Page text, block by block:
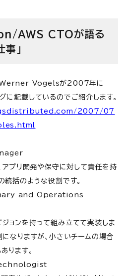
AWS CTOが語る
」
Vogelsが2007年に
記載しているのでご紹介します。
2007/07
アプリ開発や保守に対して責任を持
統括のような役割です。
and Operations
ョンを持って組み立てて実装しま
になりますが、小さいチームの場合
ります。